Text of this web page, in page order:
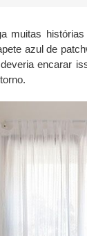
muitas
azul de
encarar